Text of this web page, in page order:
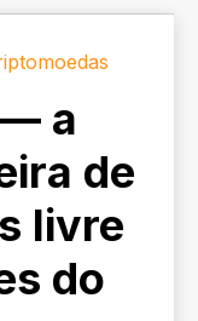
a
de
livre
do